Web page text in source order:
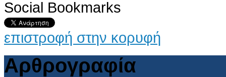
AdmirorGallery 4.5.0, author/s Vasiljevski& Kekeljevic
Social Bookmarks
επιστροφή στην κορυφή
Αρθρογραφία